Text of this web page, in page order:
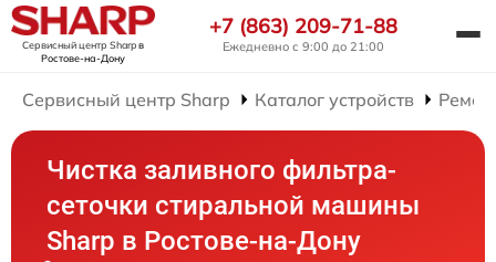
Сервисный центр Sharpв
Ростове-на-Дону
+7 (863) 209-71-88
Ежедневно с 9:00 до 21:00
Сервисный центр Sharp Каталог устройств
Чистка заливного фильтра-
сеточки стиральной машины
Sharp в Ростове-на-Дону